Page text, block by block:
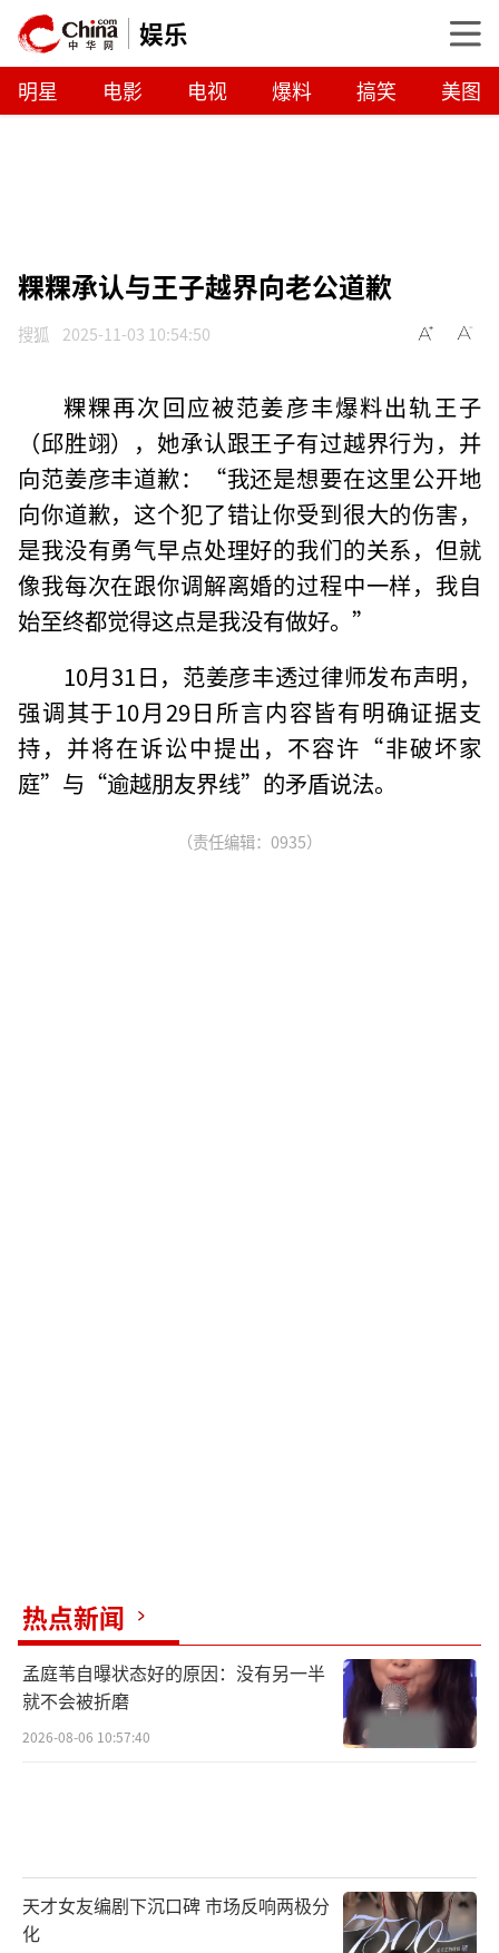
娱乐
明星 电影 电视 爆料 搞笑 美图
粿粿承认与王子越界向老公道歉
搜狐 2025-11-03 10:54:50
粿粿再次回应被范姜彦丰爆料出轨王子
（邱胜翊），她承认跟王子有过越界行为，并
向范姜彦丰道歉：“我还是想要在这里公开地
向你道歉，这个犯了错让你受到很大的伤害，
是我没有勇气早点处理好的我们的关系，但就
像我每次在跟你调解离婚的过程中一样，我自
始至终都觉得这点是我没有做好。”
10月31日，范姜彦丰透过律师发布声明，
强调其于10月29日所言内容皆有明确证据支
持，并将在诉讼中提出，不容许“非破坏家
庭”与“逾越朋友界线”的矛盾说法。
（责任编辑：0935）
热点新闻
孟庭苇自曝状态好的原因：没有另一半
就不会被折磨
2026-08-06 10:57:40
天才女友编剧下沉口碑 市场反响两极分
化